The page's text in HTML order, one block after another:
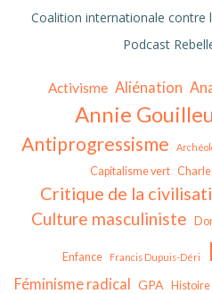
Coalition internationale
Podcast
Activisme Aliénation
Annie
Antiprogressisme
Capitalisme vert
Critique de la
Culture masculiniste
Enfance Francis Dupuis-Déri
Féminisme radical GPA Histoire